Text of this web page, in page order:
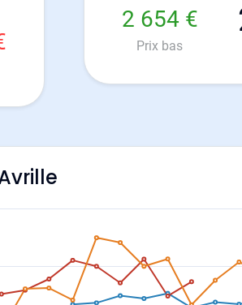
2 654 €
Prix bas